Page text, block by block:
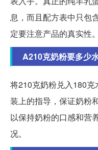
息，而且配方表中只包
定要注意产品的真实性。
A210克奶粉要多少
将210克奶粉兑入180
装上的指导，保证奶粉
以保持奶粉的口感和营
况。